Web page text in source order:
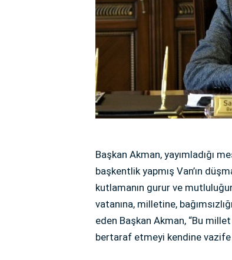
Başkan Akman, yayımladığı
başkentlik yapmış Van’ın
kutlamanın gurur ve
vatanına, milletine,
eden Başkan Akman, “Bu
bertaraf etmeyi kendine